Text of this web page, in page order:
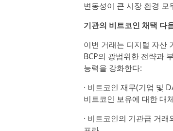
변동성이 큰 시장 환경
기관의 비트코인 채택 다
이번 거래는 디지털 자산
BCP의 광범위한 전략과
능력을 강화한다:
· 비트코인 재무(기업 및
비트코인 보유에 대한 대
· 비트코인의 기관급 거